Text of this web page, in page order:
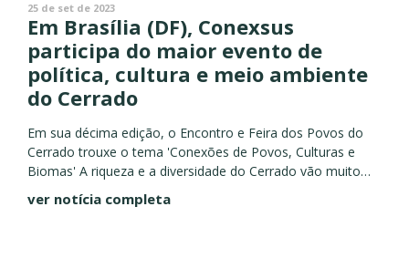
25 de set de 2023
Em Brasília (DF), Conexsus
participa do maior evento de
política, cultura e meio ambiente
do Cerrado
Em sua décima edição, o Encontro e Feira dos Povos do
Cerrado trouxe o tema 'Conexões de Povos, Culturas e
Biomas' A riqueza e a diversidade do Cerrado vão muito
além de suas paisagens, e...
ver notícia completa